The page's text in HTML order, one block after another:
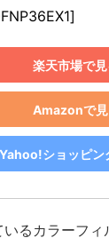
楽天市場で見
Amazonで
Yahoo!ショッピン
るカラーフィ